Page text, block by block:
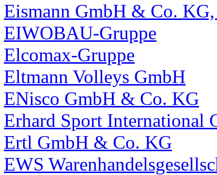
Eismann GmbH & Co.
EIWOBAU-Gruppe
Elcomax-Gruppe
Eltmann Volleys GmbH
ENisco GmbH & Co. KG
Erhard Sport International
Ertl GmbH & Co. KG
EWS